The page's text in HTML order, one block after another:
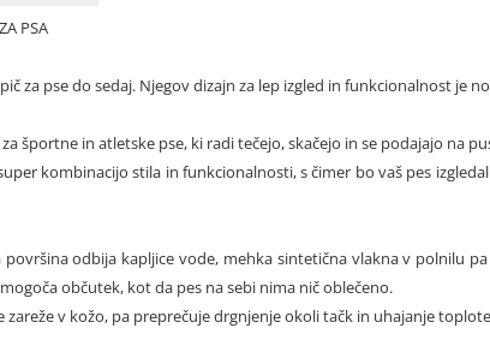
PSA
za pse do sedaj. Njegov dizajn za lep izgled in funkcionalnost je
športne in atletske pse, ki radi tečejo, skačejo in se podajajo na
kombinacijo stila in funkcionalnosti, s čimer bo vaš pes
odbija kapljice vode, mehka sintetična vlakna v polnilu
občutek, kot da pes na sebi nima nič oblečeno.
zareže v kožo, pa preprečuje drgnjenje okoli tačk in uhajanje